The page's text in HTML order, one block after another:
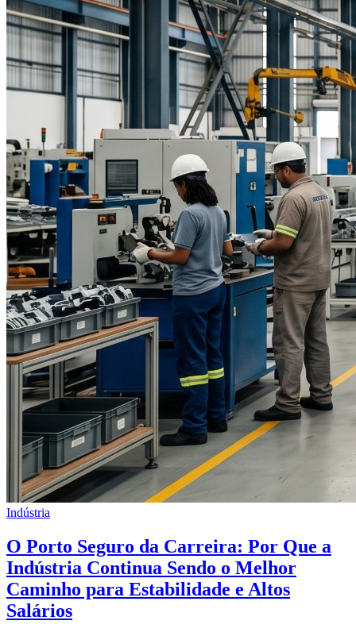
Indústria
O Porto Seguro da Carreira: Por Que a
Indústria Continua Sendo o Melhor
Caminho para Estabilidade e Altos
Salários